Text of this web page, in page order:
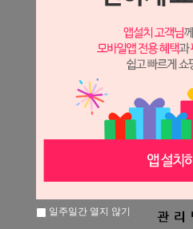
일주일간 열지 않기